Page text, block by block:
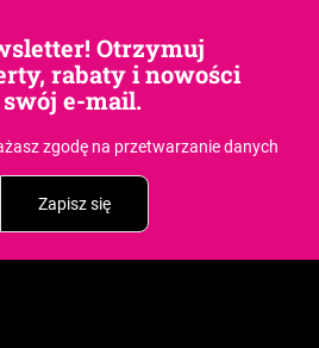
Otrzymuj
rabaty i nowości
e-mail.
zgodę na przetwarzanie danych
Zapisz się